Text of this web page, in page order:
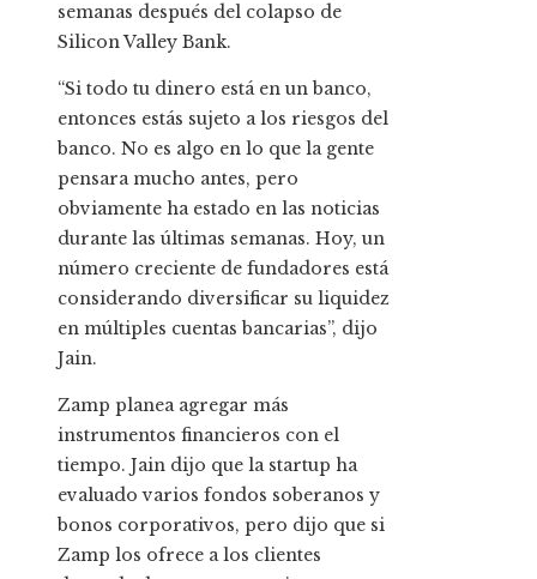
semanas después del colapso de
Silicon Valley Bank.
“Si todo tu dinero está en un banco,
entonces estás sujeto a los riesgos del
banco. No es algo en lo que la gente
pensara mucho antes, pero
obviamente ha estado en las noticias
durante las últimas semanas. Hoy, un
número creciente de fundadores está
considerando diversificar su liquidez
en múltiples cuentas bancarias”, dijo
Jain.
Zamp planea agregar más
instrumentos financieros con el
tiempo. Jain dijo que la startup ha
evaluado varios fondos soberanos y
bonos corporativos, pero dijo que si
Zamp los ofrece a los clientes